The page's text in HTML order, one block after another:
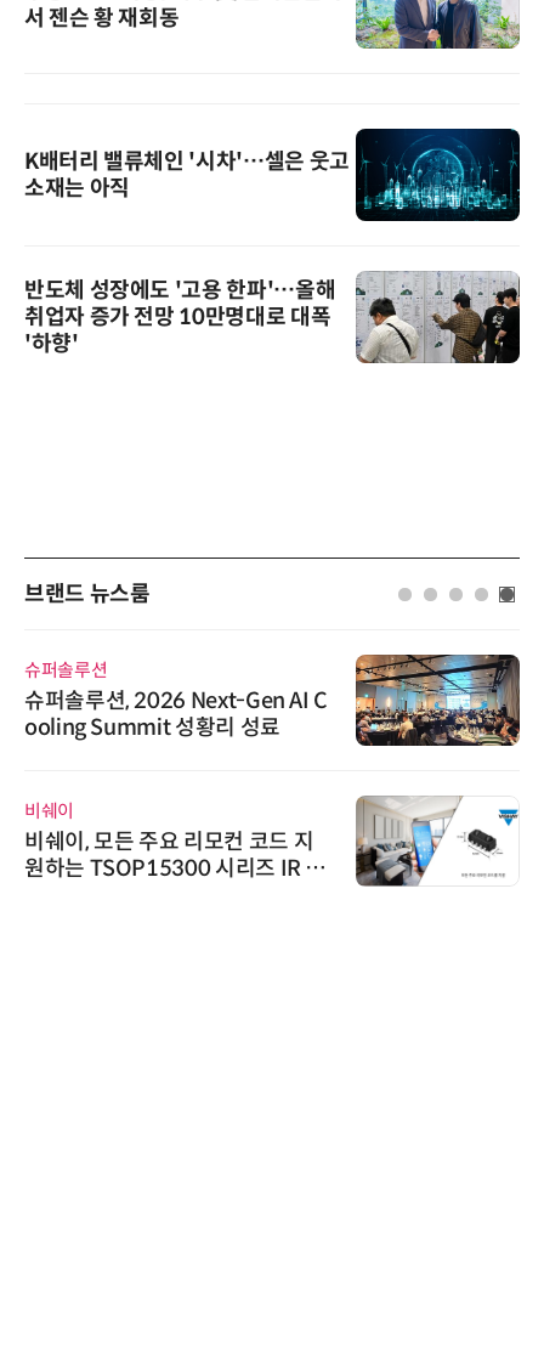
서 젠슨 황 재회동
K배터리 밸류체인 '시차'…셀은 웃고
소재는 아직
반도체 성장에도 '고용 한파'…올해
취업자 증가 전망 10만명대로 대폭
'하향'
브랜드 뉴스룸
슈퍼솔루션
슈퍼솔루션, 2026 Next-Gen AI C
ooling Summit 성황리 성료
비쉐이
비쉐이, 모든 주요 리모컨 코드 지
원하는 TSOP15300 시리즈 IR 수